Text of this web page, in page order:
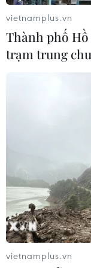
lên ngưỡng 141
05/08/2026 02:25
Giá vàng thế
giá dầu hạ nhiệt
05/08/2026 01:18
Hà Nội quảng
du lịch tới cộng
vietnamplus.vn
Thành phố
trạm trung
vietnamplus.vn